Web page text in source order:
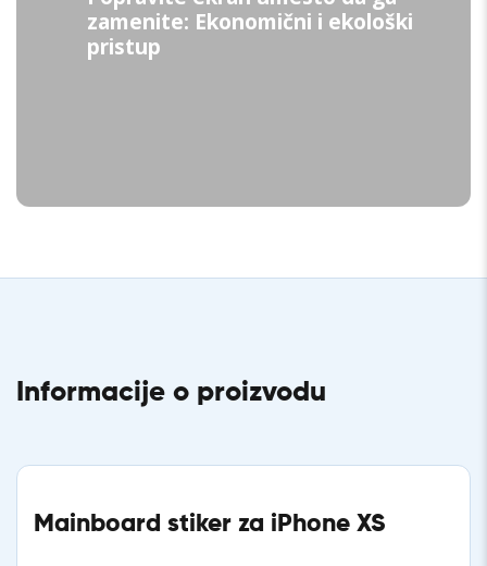
zamenite: Ekonomični i ekološki
pristup
Informacije o proizvodu
Mainboard stiker za iPhone XS